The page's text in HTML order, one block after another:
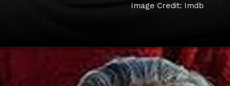
Image Credit: Imdb